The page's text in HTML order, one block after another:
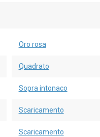
Oro rosa
Quadrato
Sopra intonaco
Scaricamento
Scaricamento